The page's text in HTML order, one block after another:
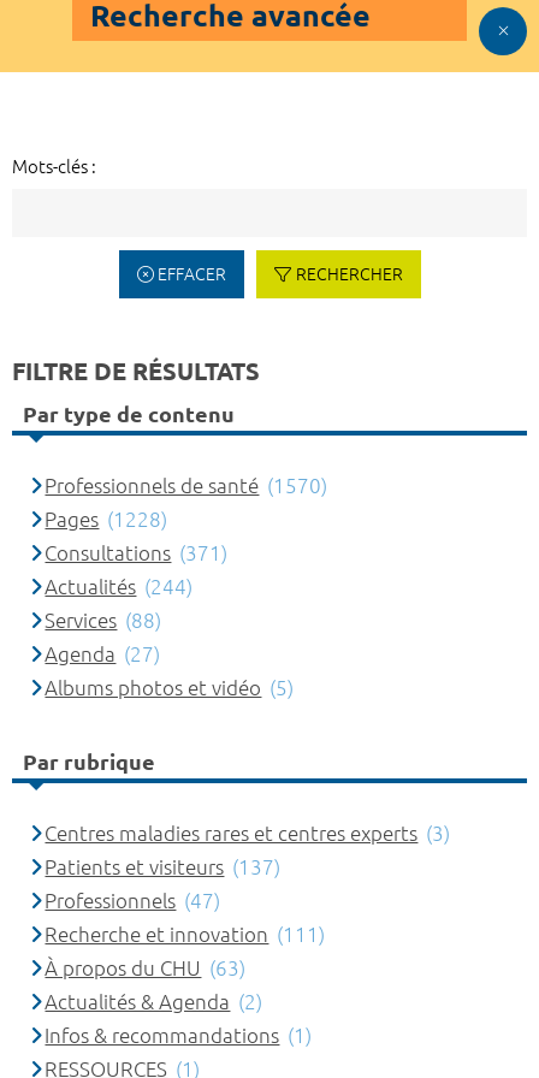
Recherche avancée
Mots-clés :
EFFACER RECHERCHER
FILTRE DE RÉSULTATS
Par type de contenu
Professionnels de santé (1570)
Pages (1228)
Consultations (371)
Actualités (244)
Services (88)
Agenda (27)
Albums photos et vidéo (5)
Par rubrique
Centres maladies rares et centres experts (3)
Patients et visiteurs (137)
Professionnels (47)
Recherche et innovation (111)
À propos du CHU (63)
Actualités & Agenda (2)
Infos & recommandations (1)
RESSOURCES (1)